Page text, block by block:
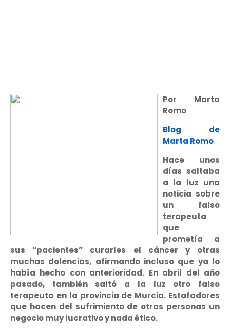
Por Marta
Romo
Blog de
Marta Romo
Hace unos
días saltaba
a la luz una
noticia sobre
un falso
terapeuta
que
prometía a
sus “pacientes” curarles el cáncer y otras
muchas dolencias, afirmando incluso que ya lo
había hecho con anterioridad. En abril del año
pasado, también saltó a la luz otro falso
terapeuta en la provincia de Murcia. Estafadores
que hacen del sufrimiento de otras personas un
negocio muy lucrativo y nada ético.